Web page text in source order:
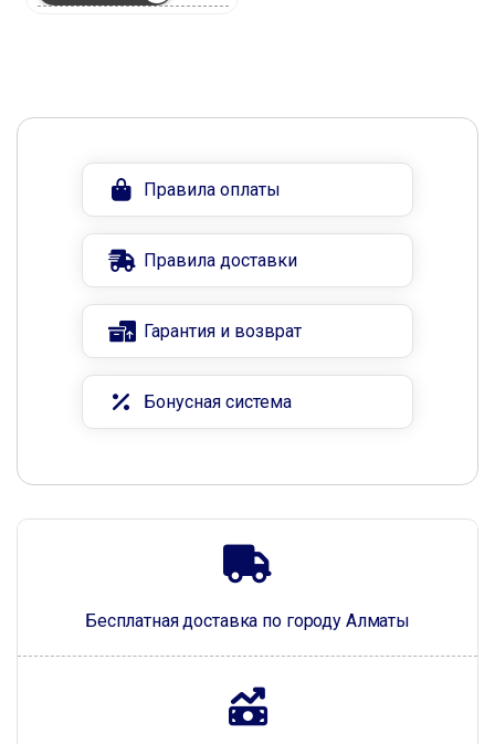
Бесплатная доставка по городу Алматы
Правила оплаты
Правила доставки
Гарантия и возврат
Бонусная система